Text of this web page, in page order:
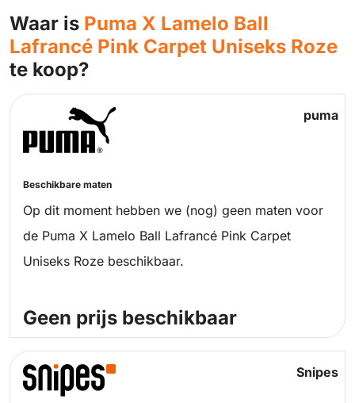
Waar is Puma X Lamelo Ball
Lafrancé Pink Carpet Uniseks Roze
te koop?
puma
Beschikbare maten
Op dit moment hebben we (nog) geen maten voor
de Puma X Lamelo Ball Lafrancé Pink Carpet
Uniseks Roze beschikbaar.
Geen prijs beschikbaar
Snipes